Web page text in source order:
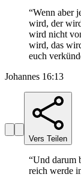
“Wenn aber
wird, der
wird nicht
wird, das
euch
Johannes 16:13
Vers Teilen
“Und darum
reich werde